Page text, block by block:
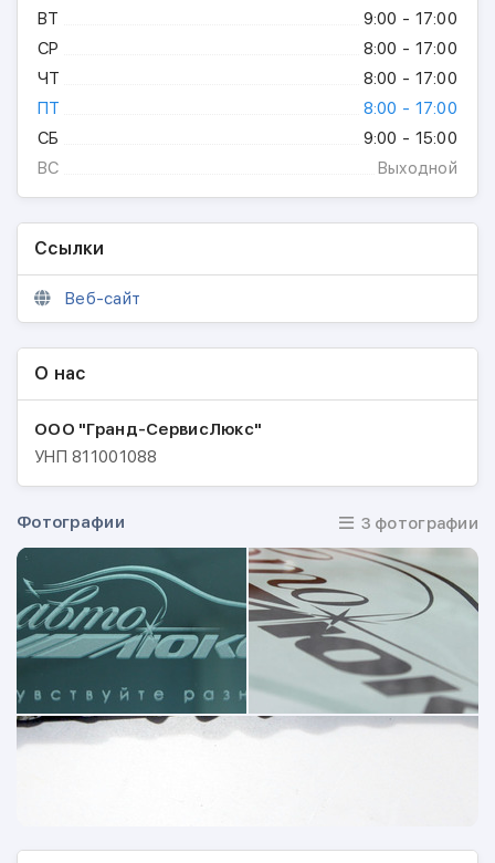
ВТ
9:00 - 17:00
СР
8:00 - 17:00
ЧТ
8:00 - 17:00
ПТ
8:00 - 17:00
СБ
9:00 - 15:00
ВС
Выходной
Ссылки
Веб-сайт
О нас
ООО "Гранд-СервисЛюкс"
УНП811001088
Фотографии 3 фотографии